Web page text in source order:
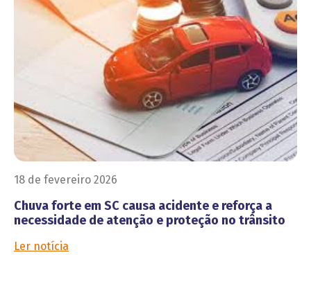
18 de fevereiro 2026
Chuva forte em SC causa acidente e reforça a
necessidade de atenção e proteção no trânsito
Ler notícia